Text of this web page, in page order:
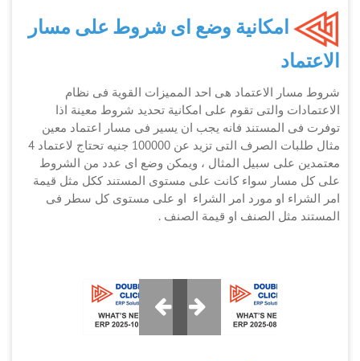
امكانية وضع اى شروط على مسار
الاعتماد
شروط مسار الاعتماد هى احد المميزات القوية فى نظام
الاعتمادات والتى تقوم على امكانية تحديد شروط معينة اذا
توفرت فى المستند فانه يجب ان يسير فى مسار اعتماد معين
مثال طلبات الصرف التى تزيد عن 100000 جنيه تحتاج لاعتماد 4
معتمدين على سبيل المثال ، ويمكن وضع اى عدد من الشروط
على كل مسار سواء كانت على مستوى المستند ككل مثل قيمة
امر الشراء او مورد امر الشراء او على مستوى كل سطر فى
المستند مثل الصنف او قيمة الصنف .